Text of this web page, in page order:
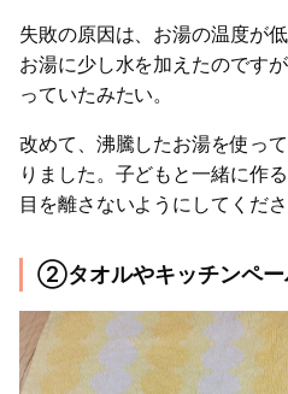
失敗の原因は、お湯の温度が
お湯に少し水を加えたのです
っていたみたい。
改めて、沸騰したお湯を使っ
りました。子どもと一緒に作
目を離さないようにしてくださ
②タオルやキッチンペー